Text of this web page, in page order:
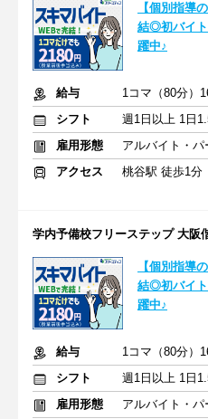
【個別指導
結◎初バイ
躍中♪
給与
シフト
雇用形態
アルバイト・パ
アクセス
桃谷駅 徒歩1分
学内予備校フリーステップ 大阪
【個別指導
結◎初バイ
躍中♪
給与
シフト
雇用形態
アルバイト・パ